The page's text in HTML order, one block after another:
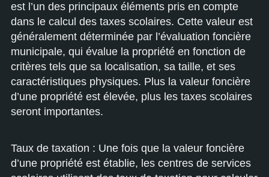
est l’un des principaux éléments pris en compte
dans le calcul des taxes scolaires. Cette valeur est
généralement déterminée par l’évaluation foncière
municipale, qui évalue la propriété en fonction de
critères tels que sa localisation, sa taille, et ses
caractéristiques physiques. Plus la valeur foncière
d’une propriété est élevée, plus les taxes scolaires
seront importantes.
Taux de taxation : Une fois que la valeur foncière
d’une propriété est établie, les centres de services